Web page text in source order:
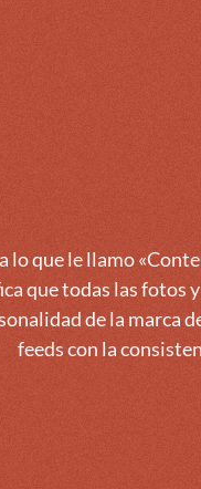
lo que le llamo
que todas las fotos
de la marca
feeds con la